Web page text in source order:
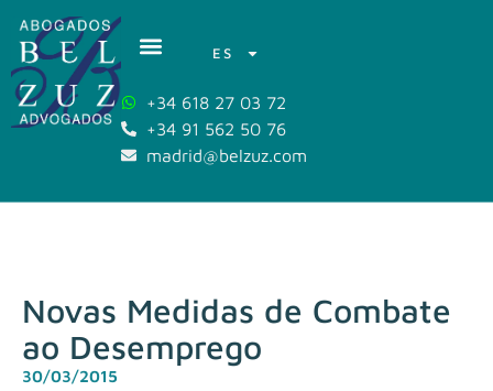
ES
+34 618 27 03 72
+34 91 562 50 76
madrid@belzuz.com
Novas Medidas de Combate
ao Desemprego
30/03/2015